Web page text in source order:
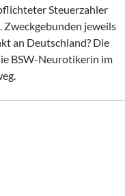
Steuerzahler
Zweckgebunden jeweils
an Deutschland? Die
BSW-Neurotikerin im